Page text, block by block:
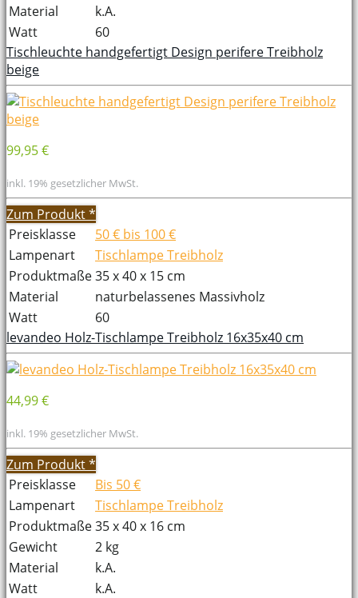
Material
k.A.
Watt
60
Tischleuchte handgefertigt Design perifere Treibholz
beige
99,95 €
inkl. 19% gesetzlicher MwSt.
Zum Produkt*
Preisklasse
50 € bis 100 €
Lampenart
Tischlampe Treibholz
Produktmaße35 x 40 x 15 cm
Material
naturbelassenes Massivholz
Watt
60
levandeo Holz-Tischlampe Treibholz 16x35x40 cm
44,99 €
inkl. 19% gesetzlicher MwSt.
Zum Produkt*
Preisklasse
Bis 50 €
Lampenart
Tischlampe Treibholz
Produktmaße35 x 40 x 16 cm
Gewicht
2 kg
Material
k.A.
Watt
k.A.